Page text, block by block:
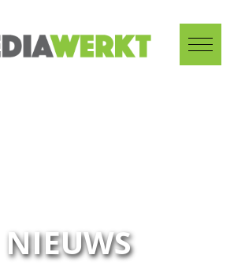
NIEUWS